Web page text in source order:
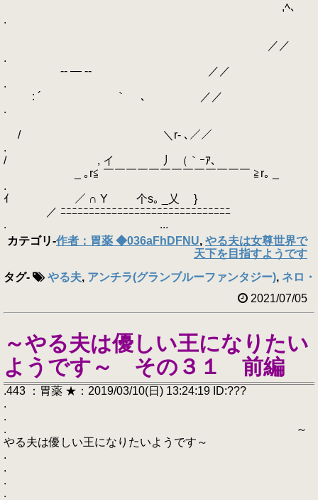
,ﾍ、
.
／／
.
-‐ ― ‐- ／／
.
: ´ ｀ ､ ／／
.
/ ＼r‐ ､／／
.
/ , イ 丿 （｀ｰｱ､
_ ｡r≦ ￣￣￣￣￣￣￣￣￣￣￣￣￣ ≧r｡ _
.
ｲ ／ ∩ Y 个s｡ _乂 }
／ ﾆﾆﾆﾆﾆﾆﾆﾆﾆﾆﾆﾆﾆﾆﾆﾆﾆﾆﾆﾆﾆﾆﾆﾆﾆﾆﾆﾆﾆﾆ
. ...
カテゴリ-作者：胃薬 ◆036aFhDFNU, やる夫は女尊世界で
天下を目指すようです
タグ- やる夫, アンチラ(グランブルーファンタジー), ネロ
2021/07/05
～やる夫は優しい王になりたい
ようです～ その３１ 前編
.443 ：胃薬 ★：2019/03/10(日) 13:24:19 ID:???
.
.
. ～
やる夫は優しい王になりたいようです～
.
.
.
.